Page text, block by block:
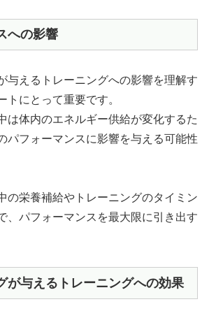
への影響
えるトレーニングへの影響を理解す
トにとって重要です。
体内のエネルギー供給が変化するた
パフォーマンスに影響を与える可能性
栄養補給やトレーニングのタイミン
、パフォーマンスを最大限に引き出す
が与えるトレーニングへの効果